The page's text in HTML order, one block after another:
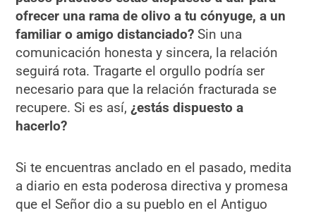
ofrecer una rama de olivo a tu cónyuge, a un
familiar o amigo distanciado? Sin una
comunicación honesta y sincera, la relación
seguirá rota. Tragarte el orgullo podría ser
necesario para que la relación fracturada se
recupere. Si es así,¿estás dispuesto a
hacerlo?
Si te encuentras anclado en el pasado, medita
a diario en esta poderosa directiva y promesa
que el Señor dio a su pueblo en el Antiguo